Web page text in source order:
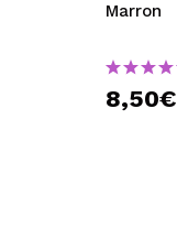
Marron
8,50€